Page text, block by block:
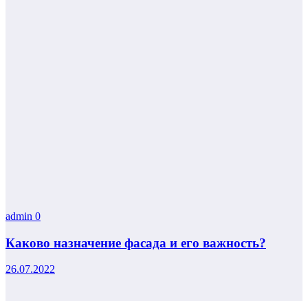
admin 0
Каково назначение фасада и его важность?
26.07.2022